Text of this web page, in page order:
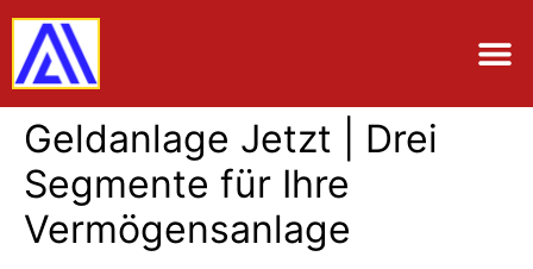
Geldanlage Jetzt | Drei
Segmente für Ihre
Vermögensanlage